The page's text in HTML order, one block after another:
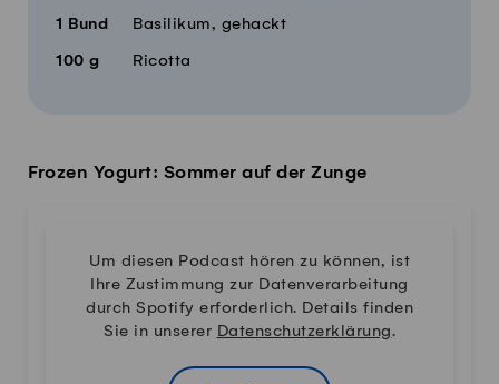
1 Bund Basilikum, gehackt
100 g Ricotta
Frozen Yogurt: Sommer auf der Zunge
Um diesen Podcast hören zu können, ist
Ihre Zustimmung zur Datenverarbeitung
durch Spotify erforderlich. Details finden
Sie in unserer Datenschutzerklärung.